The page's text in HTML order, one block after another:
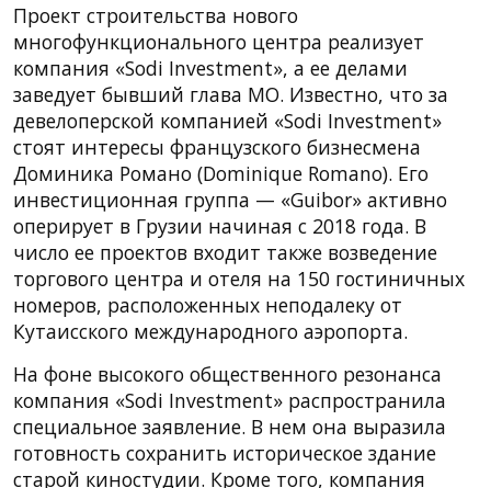
Проект строительства нового
многофункционального центра реализует
компания «Sodi Investment», а ее делами
заведует бывший глава МО. Известно, что за
девелоперской компанией «Sodi Investment»
стоят интересы французского бизнесмена
Доминика Романо (Dominique Romano). Его
инвестиционная группа — «Guibor» активно
оперирует в Грузии начиная с 2018 года. В
число ее проектов входит также возведение
торгового центра и отеля на 150 гостиничных
номеров, расположенных неподалеку от
Кутаисского международного аэропорта.
На фоне высокого общественного резонанса
компания «Sodi Investment» распространила
специальное заявление. В нем она выразила
готовность сохранить историческое здание
старой киностудии. Кроме того, компания